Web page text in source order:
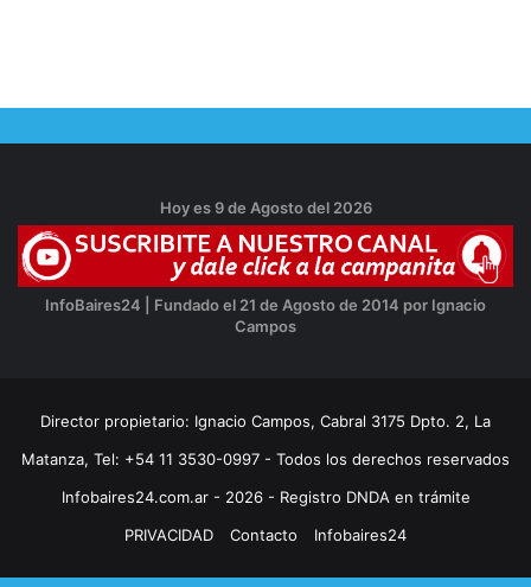
Hoy es 9 de Agosto del 2026
InfoBaires24 | Fundado el 21 de Agosto de 2014 por Ignacio
Campos
Director propietario: Ignacio Campos, Cabral 3175 Dpto. 2, La
Matanza, Tel: +54 11 3530-0997 - Todos los derechos reservados
Infobaires24.com.ar - 2026 - Registro DNDA en trámite
PRIVACIDAD
Contacto Infobaires24